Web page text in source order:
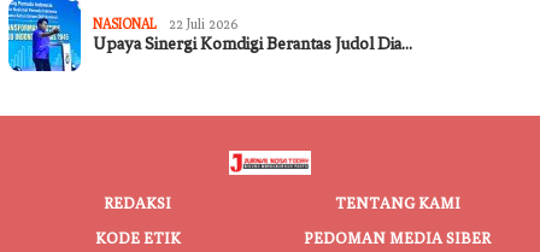
NASIONAL 22 Juli 2026
Upaya Sinergi Komdigi Berantas Judol Dia…
REDAKSI
TENTANG KAMI
KODE ETIK
PEDOMAN MEDIA SIBER